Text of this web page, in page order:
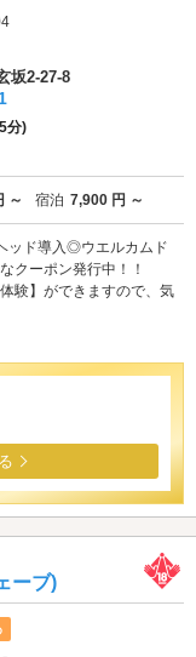
のうち4
坂2-27-8
分)
～ 宿泊 7,900 円 ～
ッド導入◎ウエルカムド
クーポン発行中！！
験】ができますので、気
ーブ)